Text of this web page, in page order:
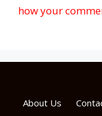
how your
About Us